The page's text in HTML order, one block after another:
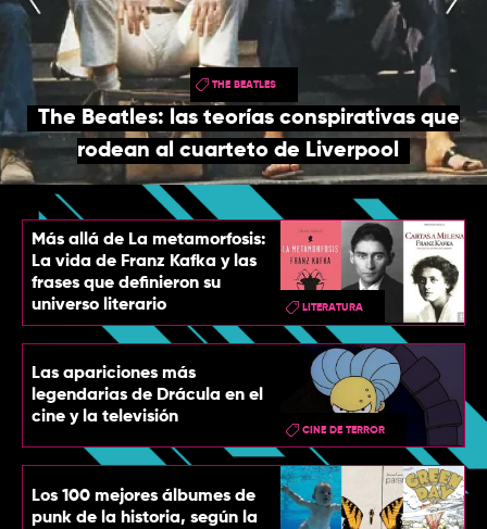
TOP
QUIÉNES SOMOS
CONTACTO
THE BEATLES
The Beatles: las teorías conspirativas que
rodean al cuarteto de Liverpool
Más allá de La metamorfosis:
La vida de Franz Kafka y las
frases que definieron su
universo literario
LITERATURA
Las apariciones más
legendarias de Drácula en el
cine y la televisión
CINE DE TERROR
Los 100 mejores álbumes de
punk de la historia, según la